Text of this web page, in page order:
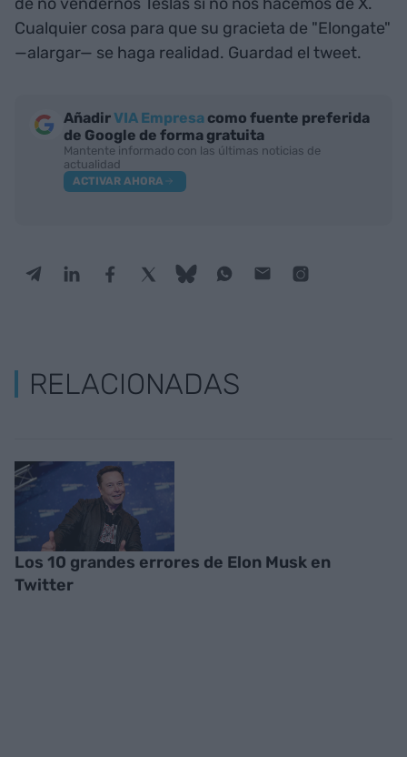
Cualquier cosa para que su gracieta de "Elongate"
—alargar— se haga realidad. Guardad el tweet.
AñadirVIA Empresa como fuente preferida
de Google de forma gratuita
Mantente informado con las últimas noticias de
actualidad
ACTIVAR AHORA
RELACIONADAS
Los 10 grandes errores de Elon Musk en
Twitter